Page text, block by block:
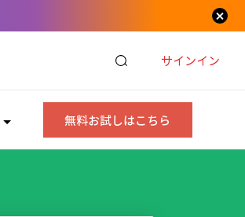
サインイン
無料お試しはこちら